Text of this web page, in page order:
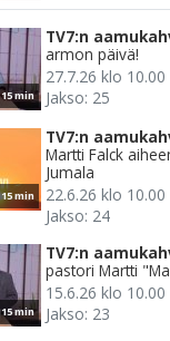
15 min
TV7:n
armon päivä!
27.7.26 klo 10.00
Jakso: 25
15 min
TV7:n
Martti Falck
Jumala
22.6.26 klo 10.00
Jakso: 24
15 min
TV7:n
pastori Martti
15.6.26 klo 10.00
Jakso: 23